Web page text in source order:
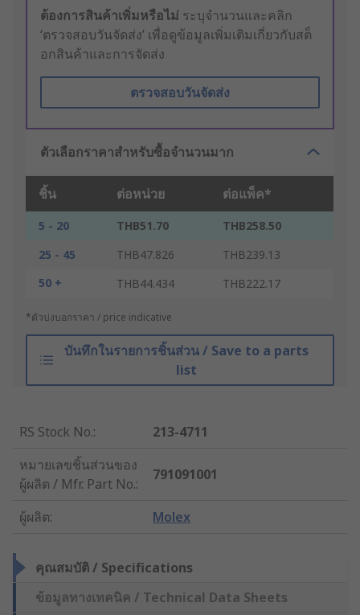
ต้องการสินค้าเพิ่มหรือไม่ ระบุจำนวนและคลิก
‘ตรวจสอบวันจัดส่ง’ เพื่อดูข้อมูลเพิ่มเติมเกี่ยวกับสต็
อกสินค้าและการจัดส่ง
ตรวจสอบวันจัดส่ง
ตัวเลือกราคาสำหรับซื้อจำนวนมาก
ชิ้น ต่อหน่วย ต่อแพ็ค*
5 - 20 THB51.70
THB258.50
25 - 45
THB47.826
THB239.13
50 +
THB44.434 THB222.17
*ตัวบ่งบอกราคา / price indicative
บันทึกในรายการชิ้นส่วน / Save to a parts
list
RS Stock No.:
213-4711
หมายเลขชิ้นส่วนของ
ผู้ผลิต / Mfr. Part No.:
791091001
ผู้ผลิต: Molex
คุณสมบัติ / Specifications
ข้อมูลทางเทคนิค / Technical Data Sheets